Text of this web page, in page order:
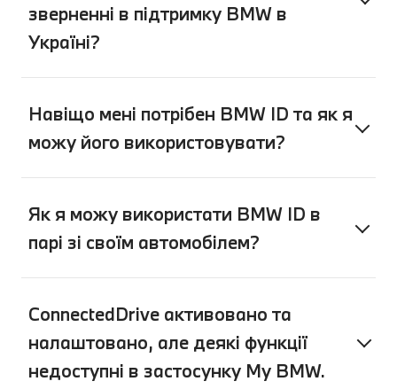
зверненні в підтримку BMW в
Україні?
Навіщо мені потрібен BMW ID та як я
можу його використовувати?
Як я можу використати BMW ID в
парі зі своїм автомобілем?
ConnectedDrive активовано та
налаштовано, але деякі функції
недоступні в застосунку My BMW.